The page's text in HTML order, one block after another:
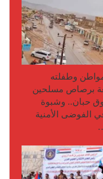
وطفلته
برصاص مسلحين
حبان.. وشبوة
الفوضى الأمنية